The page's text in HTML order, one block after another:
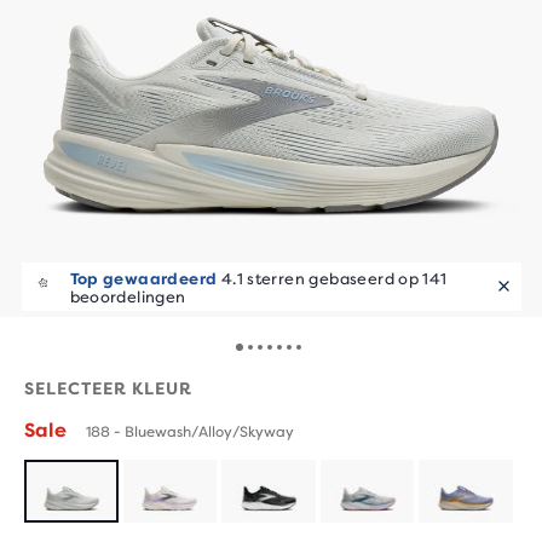
Hardlopers zijn fan!10+ verkocht in de laatste paar
dagen
Top gewaardeerd 4.1 sterren gebaseerd op 141
beoordelingen
SELECTEER KLEUR
Sale 188 - Bluewash/Alloy/Skyway